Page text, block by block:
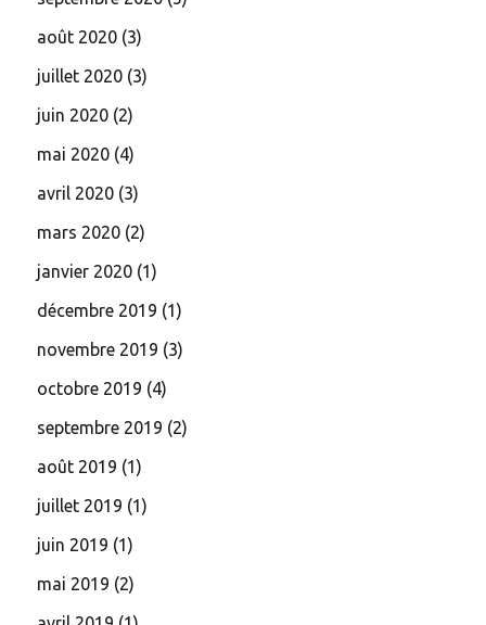
août 2020 (3)
juillet 2020 (3)
juin 2020 (2)
mai 2020 (4)
avril 2020 (3)
mars 2020 (2)
janvier 2020 (1)
décembre 2019 (1)
novembre 2019 (3)
octobre 2019 (4)
septembre 2019 (2)
août 2019 (1)
juillet 2019 (1)
juin 2019 (1)
mai 2019 (2)